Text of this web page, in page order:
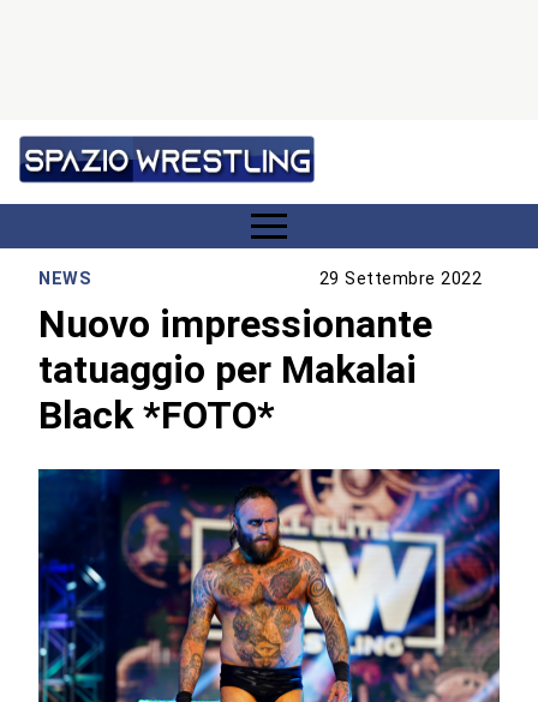
NEWS 29 Settembre 2022
Nuovo impressionante
tatuaggio per Makalai
Black *FOTO*